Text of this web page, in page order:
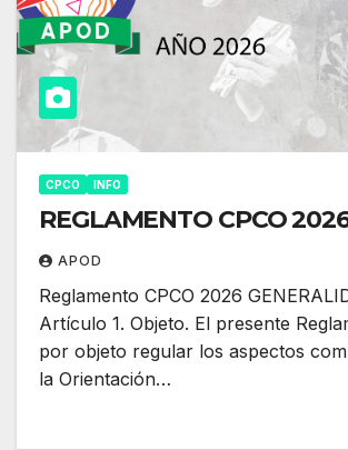
CPCO INFO
REGLAMENTO CPCO
APOD
Reglamento CPCO 2026
Artículo 1. Objeto. El presente
por objeto regular los aspectos
la Orientación…